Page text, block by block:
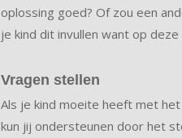
oplossing goed? Of zou een
je kind dit invullen want op
Vragen stellen
Als je kind moeite heeft met
kun jij ondersteunen door het